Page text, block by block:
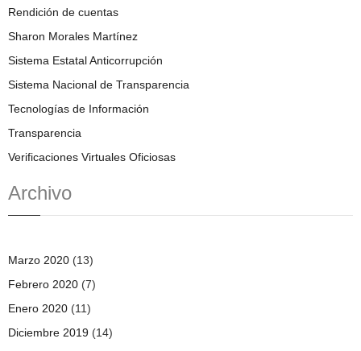
Rendición de cuentas
Sharon Morales Martínez
Sistema Estatal Anticorrupción
Sistema Nacional de Transparencia
Tecnologías de Información
Transparencia
Verificaciones Virtuales Oficiosas
Archivo
Marzo 2020 (13)
Febrero 2020 (7)
Enero 2020 (11)
Diciembre 2019 (14)